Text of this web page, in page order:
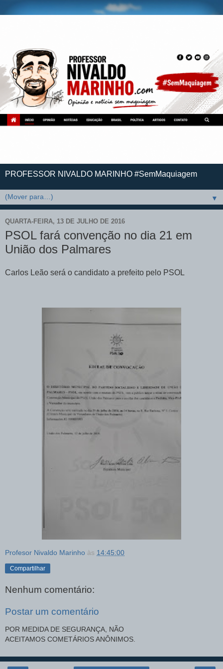
PROFESSOR NIVALDO MARINHO #SemMaquiagem
▼
QUARTA-FEIRA, 13 DE JULHO DE 2016
PSOL fará convenção no dia 21 em
União dos Palmares
Carlos Leão será o candidato a prefeito pelo PSOL
Profesor Nivaldo Marinho às 14:45:00
Compartilhar
Nenhum comentário:
Postar um comentário
POR MEDIDA DE SEGURANÇA, NÃO
ACEITAMOS COMETÁRIOS ANÔNIMOS.